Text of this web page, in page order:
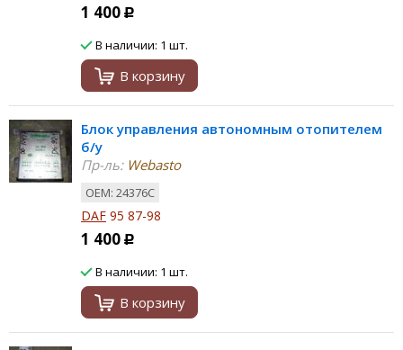
1 400 Р
В наличии: 1 шт.
В корзину
Блок управления автономным отопителем
б/у
Пр-ль:Webasto
ОЕМ: 24376C
DAF 95 87-98
1 400 Р
В наличии: 1 шт.
В корзину